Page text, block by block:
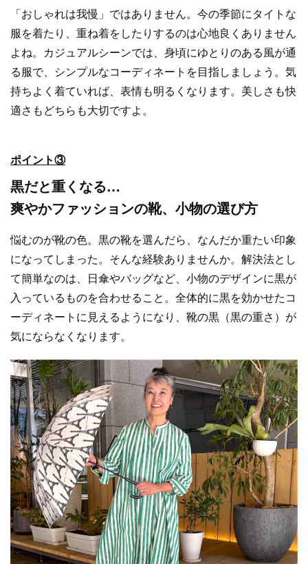
「おしゃれは我慢」ではありません。今の季節にタイトな
服を着たり、重ね着をしたりするのは心地良くありません
よね。カジュアルシーンでは、身頃にゆとりのある風が通
る服で、シンプルなコーディネートを目指しましょう。気
持ちよく着ていれば、表情も明るくなります。美しさも快
適さもどちらも大切ですよ。
ポイント③
黒だと重くなる…
爽やかファッションの靴、小物の選び方
悩むのが靴の色。黒の靴を選んだら、なんだか重たい印象
になってしまった。そんな経験ありませんか。解決法とし
て簡単なのは、日傘やバッグなど、小物のデザインに黒が
入っているものを合わせること。全体的に黒を効かせたコ
ーディネートに見えるようになり、靴の黒（黒の重さ）が
気にならなくなります。